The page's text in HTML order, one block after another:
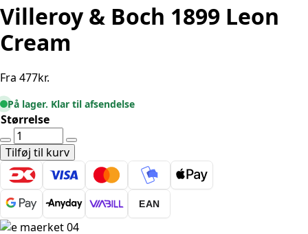
Villeroy & Boch 1899 Leon
Cream
Fra 477kr.
På lager. Klar til afsendelse
Størrelse
Villeroy
&
Boch
1899
Leon
Cream
antal
Tilføj til kurv
EAN